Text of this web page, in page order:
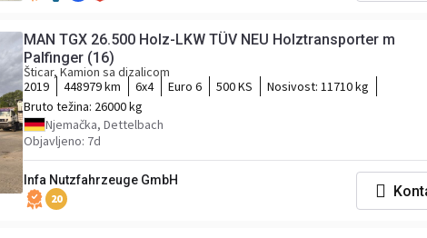
MAN TGX 26.500 Holz-LKW TÜV NEU Holztransporter m
Palfinger (16)
Šticar, Kamion sa dizalicom
2019
448979 km 6x4 Euro 6 500 KS Nosivost: 11710 kg
Bruto težina: 26000 kg
Njemačka, Dettelbach
Objavljeno: 7d
Infa Nutzfahrzeuge GmbH
20